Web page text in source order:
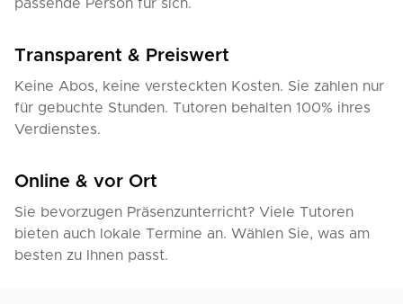
passende Person für sich.
Transparent & Preiswert
Keine Abos, keine versteckten Kosten. Sie zahlen nur
für gebuchte Stunden. Tutoren behalten 100% ihres
Verdienstes.
Online & vor Ort
Sie bevorzugen Präsenzunterricht? Viele Tutoren
bieten auch lokale Termine an. Wählen Sie, was am
besten zu Ihnen passt.